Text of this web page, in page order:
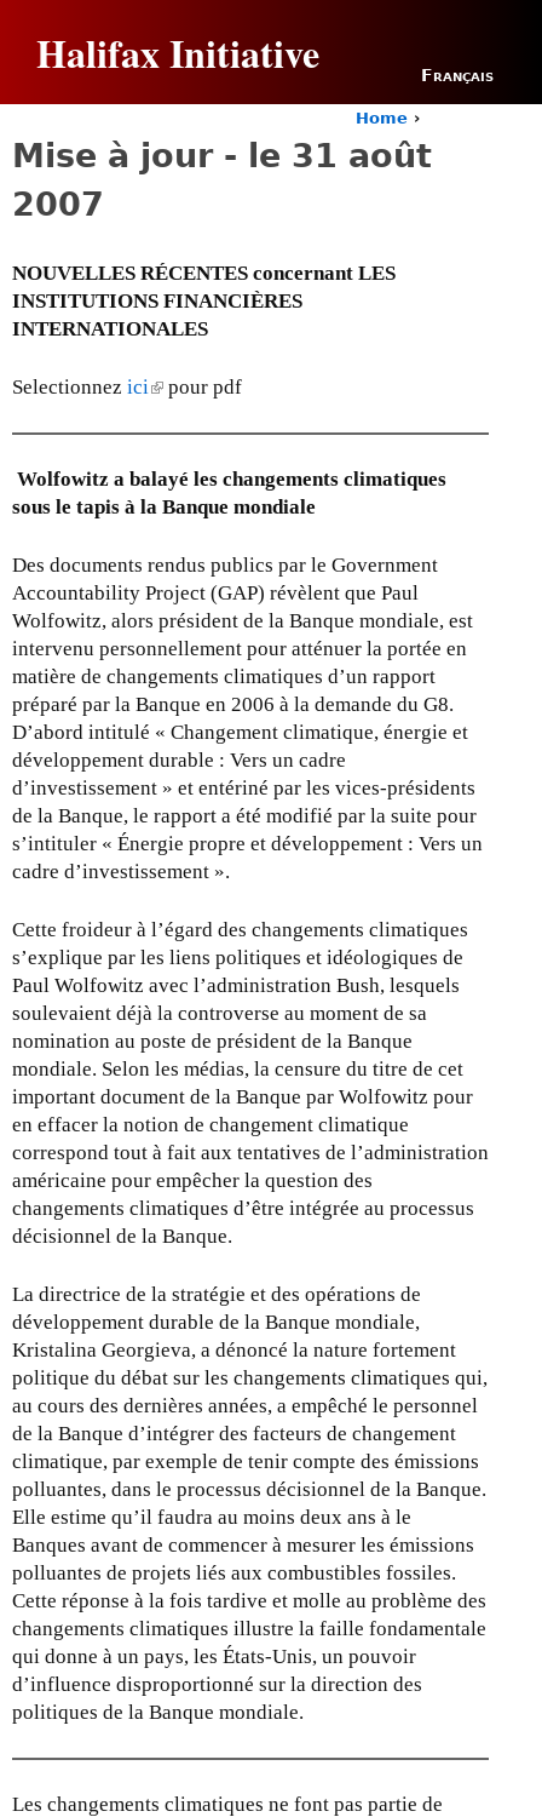
Halifax Initiative Français
o
a
h
e
r
Home ›
Mise à jour - le 31 août
2007
NOUVELLES RÉCENTES concernant LES
INSTITUTIONS FINANCIÈRES
INTERNATIONALES
Selectionnez ici(
n
k
e
r
a
l
pour pdf
Wolfowitz a balayé les changements climatiques
sous le tapis à la Banque mondiale
Des documents rendus publics par le Government
Accountability Project (GAP) révèlent que Paul
Wolfowitz, alors président de la Banque mondiale, est
intervenu personnellement pour atténuer la portée en
matière de changements climatiques d’un rapport
préparé par la Banque en 2006 à la demande du G8.
D’abord intitulé « Changement climatique, énergie et
développement durable : Vers un cadre
d’investissement » et entériné par les vices-présidents
de la Banque, le rapport a été modifié par la suite pour
s’intituler « Énergie propre et développement : Vers un
cadre d’investissement ».
Cette froideur à l’égard des changements climatiques
s’explique par les liens politiques et idéologiques de
Paul Wolfowitz avec l’administration Bush, lesquels
soulevaient déjà la controverse au moment de sa
nomination au poste de président de la Banque
mondiale. Selon les médias, la censure du titre de cet
important document de la Banque par Wolfowitz pour
en effacer la notion de changement climatique
correspond tout à fait aux tentatives de l’administration
américaine pour empêcher la question des
changements climatiques d’être intégrée au processus
décisionnel de la Banque.
La directrice de la stratégie et des opérations de
développement durable de la Banque mondiale,
Kristalina Georgieva, a dénoncé la nature fortement
politique du débat sur les changements climatiques qui,
au cours des dernières années, a empêché le personnel
de la Banque d’intégrer des facteurs de changement
climatique, par exemple de tenir compte des émissions
polluantes, dans le processus décisionnel de la Banque.
Elle estime qu’il faudra au moins deux ans à le
Banques avant de commencer à mesurer les émissions
polluantes de projets liés aux combustibles fossiles.
Cette réponse à la fois tardive et molle au problème des
changements climatiques illustre la faille fondamentale
qui donne à un pays, les États-Unis, un pouvoir
d’influence disproportionné sur la direction des
politiques de la Banque mondiale.
Les changements climatiques ne font pas partie de